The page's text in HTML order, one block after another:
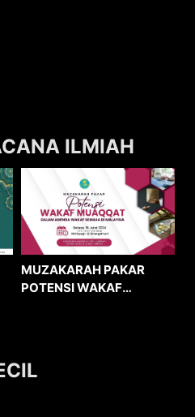
ILMIAH
MUZAKARAH PAKAR
POTENSI WAKAF